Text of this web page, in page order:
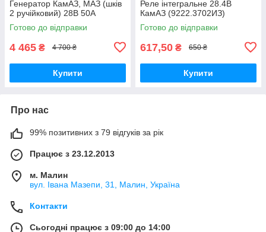
Генератор КамАЗ, МАЗ (шків
2 ручійковий) 28В 50А
Готово до відправки
4 465 ₴ 4 700 ₴
Купити
Реле інтегральне 28.4В
КамАЗ (9222.3702ИЗ)
Готово до відправки
617,50 ₴ 650 ₴
Купити
Про нас
99% позитивних з 79 відгуків за рік
Працює з 23.12.2013
м. Малин
вул. Івана Мазепи, 31, Малин, Україна
Контакти
Сьогодні працює з 09:00 до 14:00